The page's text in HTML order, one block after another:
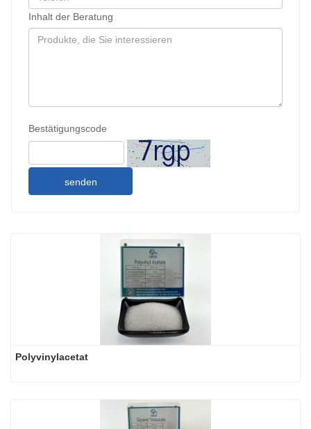
Inhalt der Beratung
Bestätigungscode
senden
Polyvinylacetat